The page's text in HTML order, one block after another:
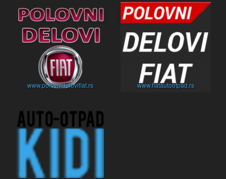
www.polovnidelovifiat.rs www.fiatautootpad.rs